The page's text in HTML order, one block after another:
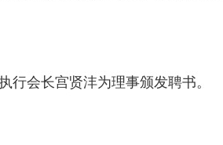
行会长宫贤沣为理事颁发聘书。